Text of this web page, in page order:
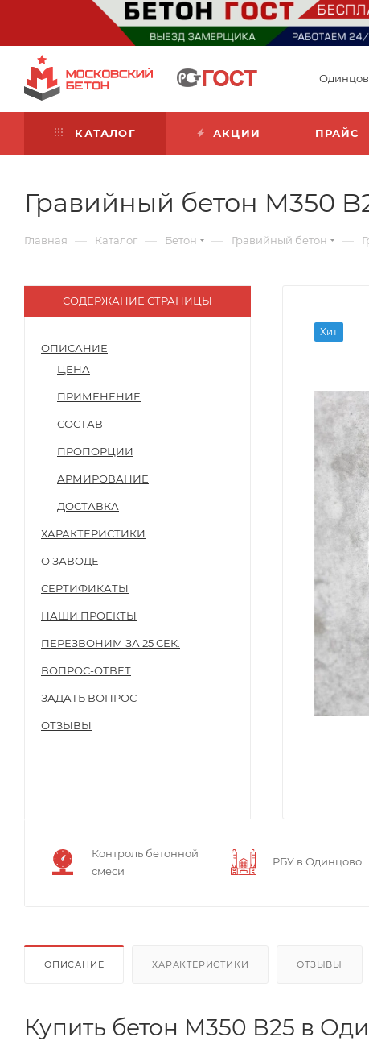
КАТАЛОГ АКЦИИ ПРАЙС
Гравийный бетон М350
Главная — Каталог — Бетон — Гравийный бетон —
СОДЕРЖАНИЕ СТРАНИЦЫ
ОПИСАНИЕ
ЦЕНА
ПРИМЕНЕНИЕ
СОСТАВ
ПРОПОРЦИИ
АРМИРОВАНИЕ
ДОСТАВКА
ХАРАКТЕРИСТИКИ
О ЗАВОДЕ
СЕРТИФИКАТЫ
НАШИ ПРОЕКТЫ
ПЕРЕЗВОНИМ ЗА 25 СЕК.
ВОПРОС-ОТВЕТ
ЗАДАТЬ ВОПРОС
ОТЗЫВЫ
Хит
Контроль бетонной
смеси
РБУ в Одинцово
ОПИСАНИЕ ХАРАКТЕРИСТИКИ ОТЗЫВЫ
Купить бетон М350 В25 в